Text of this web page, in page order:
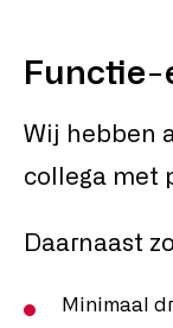
Functie-
Wij hebben
collega met
Daarnaast
Minimaal